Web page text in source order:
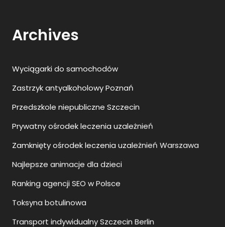
Zastrzyk antyalkoholowy Poznań
Prywatny ośrodek leczenia uzależnień
Zamknięty ośrodek leczenia uzależnień Warszawa
Najlepsze animacje dla dzieci
Ranking agencji SEO w Polsce
Toksyna botulinowa
Transport indywidualny Szczecin Berlin
Kosmetyki do skóry atopowej
Wszywka alkoholowa jak wygląda?
Podiatra Warszawa